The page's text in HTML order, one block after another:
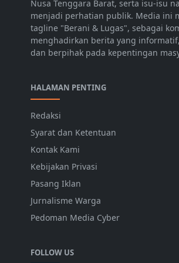
Nusa Tenggara Barat, serta isu-isu
menjadi perhatian publik. Media ini
tagline "Berani & Lugas", sebagai
menghadirkan berita yang
dan berpihak pada kepentingan
HALAMAN PENTING
Redaksi
Syarat dan Ketentuan
Kontak Kami
Kebijakan Privasi
Pasang Iklan
Jurnalisme Warga
Pedoman Media Cyber
FOLLOW US